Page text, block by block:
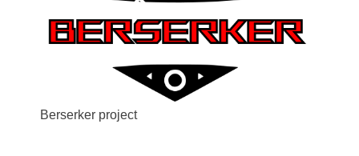
Berserker project